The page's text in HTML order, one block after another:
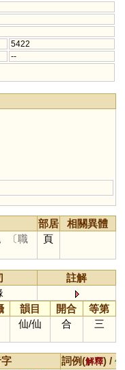
5422
--
部居
相關異體
〔職
頁
註解
韻目 開合
等第
仙/仙 合 三
字 詞例(解釋) /